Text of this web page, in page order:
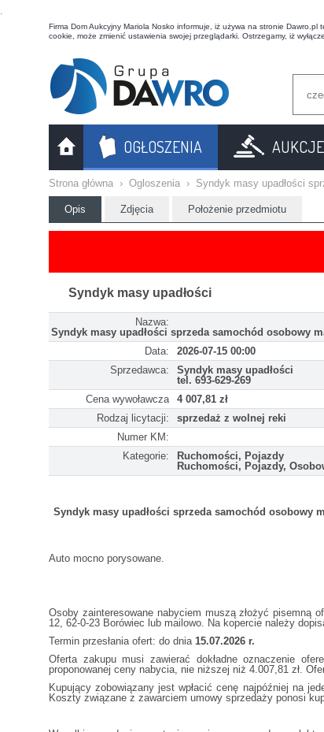
t
Firma Dom Aukcyjny Mariola Nosko informuje, iż używa na stronie
cookie, może zmienić ustawienia swojej przeglądarki. Ostrzegamy, iż
OGŁOSZENIA AUKCJE
Strona główna › Ogloszenia › Syndyk masy upadłości
Opis Zdjęcia Położenie przedmiotu
Syndyk masy upadłości
Nazwa:
Syndyk masy upadłości sprzeda samochód osobowy
Data:
2026-07-15 00:00
Sprzedawca:
Syndyk masy upadłości
tel. 693-629-269
Cena wywoławcza
4 007,81 zł
Rodzaj licytacji:
sprzedaż z wolnej reki
Numer KM:
Kategorie:
Ruchomości, Pojazdy
Ruchomości, Pojazdy,
Syndyk masy upadłości sprzeda samochód osobowy
Auto mocno porysowane.
Osoby zainteresowane nabyciem muszą złożyć pisemną
12, 62-0-23 Borówiec lub mailowo. Na kopercie należy
Termin przesłania ofert: do dnia 15.07.2026 r.
Oferta zakupu musi zawierać dokładne oznaczenie
proponowanej ceny nabycia, nie niższej niż 4.007,81 zł.
Kupujący zobowiązany jest wpłacić cenę najpóźniej na
Koszty związane z zawarciem umowy sprzedaży ponosi